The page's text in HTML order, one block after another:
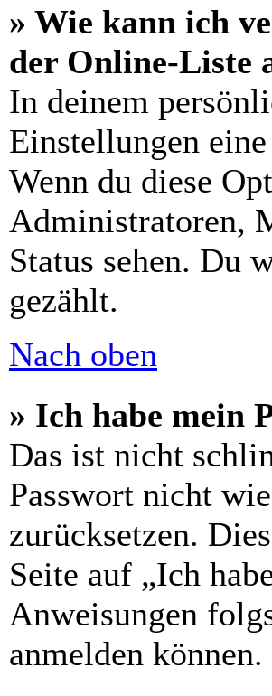
» Wie kann ich
der Online-Liste
In deinem
Einstellungen
Wenn du diese
Administratoren,
Status sehen. Du
gezählt.
Nach oben
» Ich habe mein
Das ist nicht
Passwort nicht
zurücksetzen.
Seite auf „Ich
Anweisungen
anmelden können.